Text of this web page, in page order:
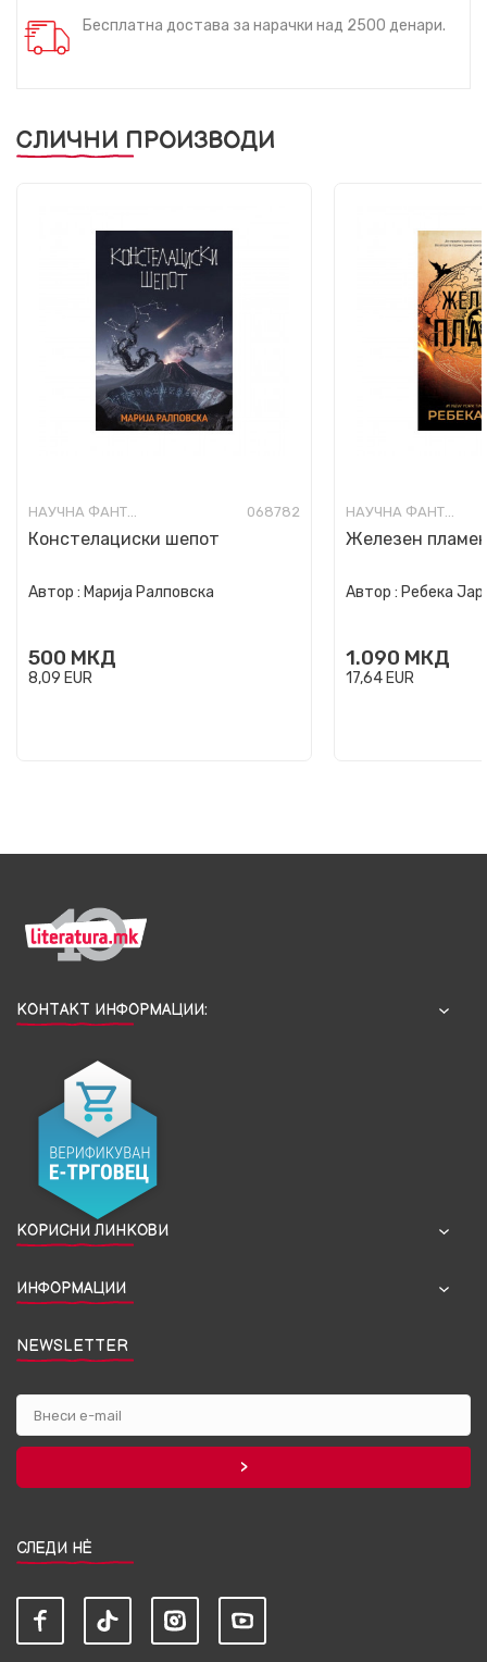
Бесплатна достава за нарачки над 2500 денари.
СЛИЧНИ ПРОИЗВОДИ
НАУЧНА ФАНТАСТИКА И ФАНТАЗИЈА 068782
Констелациски шепот
Автор : Марија Ралповска
500 МКД
8,09 EUR
НАУЧНА ФАНТАСТИКА И ФАНТАЗИЈА
Железен
Автор : Ребека
1.090 МКД
17,64EUR
КОНТАКТ ИНФОРМАЦИИ:
КОРИСНИ ЛИНКОВИ
ИНФОРМАЦИИ
NEWSLETTER
СЛЕДИ НЀ